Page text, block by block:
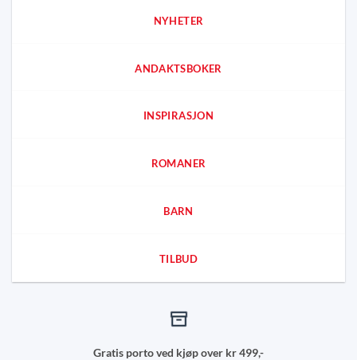
NYHETER
ANDAKTSBOKER
INSPIRASJON
ROMANER
BARN
TILBUD
Gratis porto ved kjøp over kr 499,-